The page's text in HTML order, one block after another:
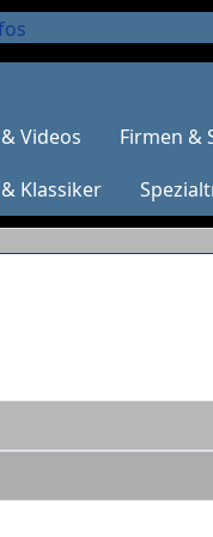
Videos Firmen &
Klassiker